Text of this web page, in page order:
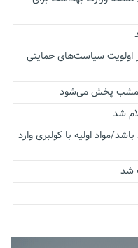
اولویت سیاست‌های حمایتی
امشب پخش می‌شود
شد
مواد اولیه با کولبری وارد
شد